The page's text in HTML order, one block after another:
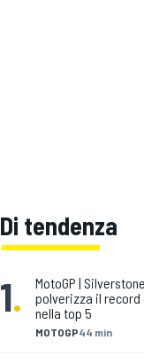
Di tendenza
1.
MOTOGP44 min
MotoGP |
polverizza il
nella top 5